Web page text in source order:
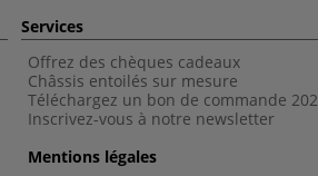
Services
Offrez des chèques cadeaux
Châssis entoilés sur mesure
Téléchargez un bon de commande 202
Inscrivez-vous à notre newsletter
Mentions légales